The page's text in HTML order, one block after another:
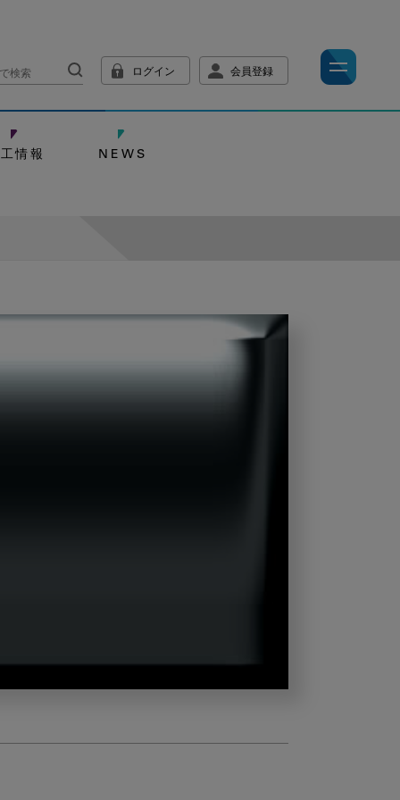
ログイン 会員登録
情報 NEWS